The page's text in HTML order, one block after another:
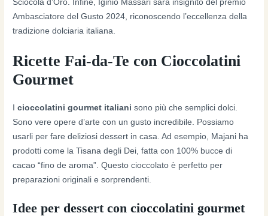
Sciocolà d’Oro. Infine, Iginio Massari sarà insignito del premio
Ambasciatore del Gusto 2024, riconoscendo l’eccellenza della
tradizione dolciaria italiana.
Ricette Fai-da-Te con Cioccolatini
Gourmet
Icioccolatini gourmet italiani sono più che semplici dolci.
Sono vere opere d’arte con un gusto incredibile. Possiamo
usarli per fare deliziosi dessert in casa. Ad esempio, Majani ha
prodotti come la Tisana degli Dei, fatta con 100% bucce di
cacao “fino de aroma”. Questo cioccolato è perfetto per
preparazioni originali e sorprendenti.
Idee per dessert con cioccolatini gourmet